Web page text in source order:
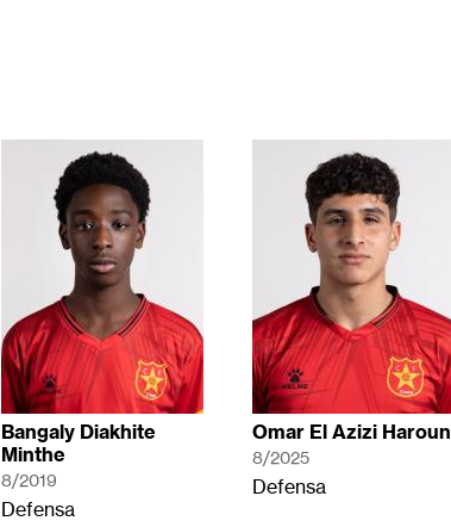
Bangaly Diakhite
Minthe
8/2019
Defensa
Omar El Azizi Haroun
8/2025
Defensa